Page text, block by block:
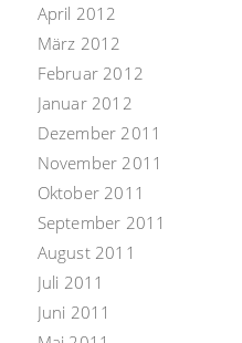
April 2012
März 2012
Februar 2012
Januar 2012
Dezember 2011
November 2011
Oktober 2011
September 2011
August 2011
Juli 2011
Juni 2011